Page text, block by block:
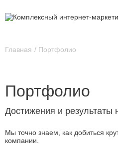
Главная Портфолио
Портфолио
Достижения и результаты
Мы точно знаем, как добиться
компании.